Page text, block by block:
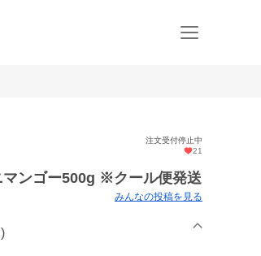
注文受付停止中
21
ンゴー500g ※クール便発送
みんなの投稿を見る